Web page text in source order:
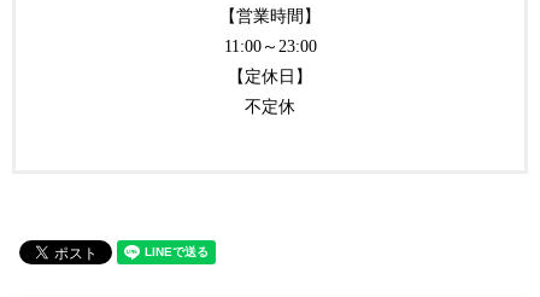
【営業時間】
11:00～23:00
【定休日】
不定休